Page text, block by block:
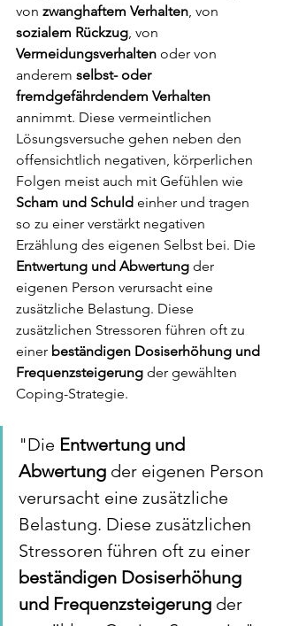
von zwanghaftem Verhalten, von
sozialem Rückzug, von
Vermeidungsverhalten oder von
anderem selbst- oder
fremdgefährdendem Verhalten
annimmt. Diese vermeintlichen
Lösungsversuche gehen neben den
offensichtlich negativen, körperlichen
Folgen meist auch mit Gefühlen wie
Scham und Schuld einher und tragen
so zu einer verstärkt negativen
Erzählung des eigenen Selbst bei. Die
Entwertung und Abwertung der
eigenen Person verursacht eine
zusätzliche Belastung. Diese
zusätzlichen Stressoren führen oft zu
einer beständigen Dosiserhöhung und
Frequenzsteigerung der gewählten
Coping-Strategie.
"Die Entwertung und
Abwertung der eigenen Person
verursacht eine zusätzliche
Belastung. Diese zusätzlichen
Stressoren führen oft zu einer
beständigen Dosiserhöhung
und Frequenzsteigerung der